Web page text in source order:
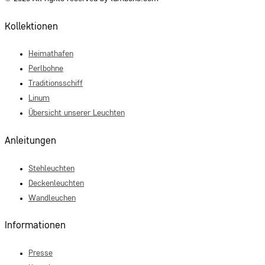
Kollektionen
Heimathafen
Perlbohne
Traditionsschiff
Linum
Übersicht unserer Leuchten
Anleitungen
Stehleuchten
Deckenleuchten
Wandleuchen
Informationen
Presse